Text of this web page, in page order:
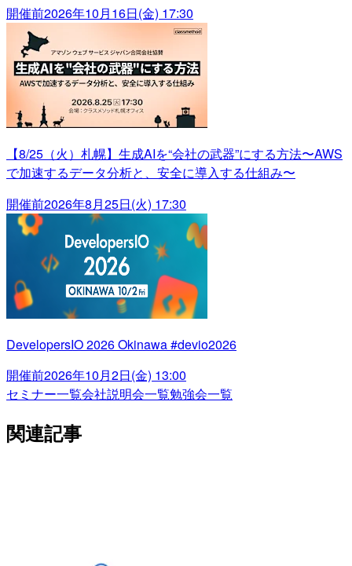
開催前2026年10月16日(金) 17:30
【8/25（火）札幌】生成AIを“会社の武器”にする方法〜AWS
で加速するデータ分析と、安全に導入する仕組み〜
開催前2026年8月25日(火) 17:30
DevelopersIO 2026 Okinawa #devio2026
開催前2026年10月2日(金) 13:00
セミナー一覧会社説明会一覧勉強会一覧
関連記事